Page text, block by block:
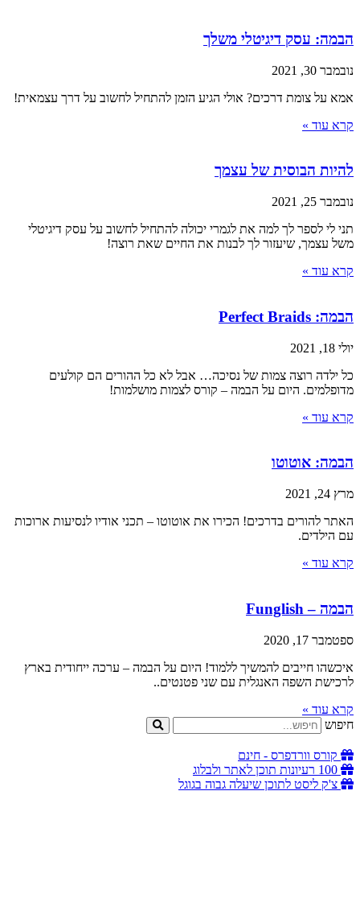
הבמה: עסק דיגיטלי משלך
נובמבר 30, 2021
אמא על צומת דרכים? אולי הגיע הזמן להתחיל לחשוב על דרך עצמאית!
קרא עוד »
להיות הבוסית של עצמך
נובמבר 25, 2021
תני לי לספר לך למה את לגמרי יכולה להתחיל לחשוב על עסק דיגיטלי
משל עצמך, שיעזור לך לבנות את החיים שאת רוצה!
קרא עוד »
הבמה: Perfect Braids
יולי 18, 2021
כל ילדה רוצה צמות של נסיכה… אבל לא כל ההורים הם קולעים
מדופלמים. היום על הבמה – קורס לצמות מושלמות!
קרא עוד »
הבמה: אוטוטו
מרץ 24, 2021
האתר להורים בדרכים! הכירו את אוטוטו – תכני אודיו לנסיעות ארוכות
עם הילדים.
קרא עוד »
הבמה – Funglish
ספטמבר 17, 2020
איכשהו חייבים להמשיך ללמוד! היום על הבמה – ערכה ייחודית בארץ
לרכישת השפה האנגלית עם שני פטנטים..
קרא עוד »
חיפוש
קורס וורדפרס - חינם
100 רעיונות תוכן לאתר ולבלוג
צ'ק ליסט לתוכן שיעלה גבוה בגוגל